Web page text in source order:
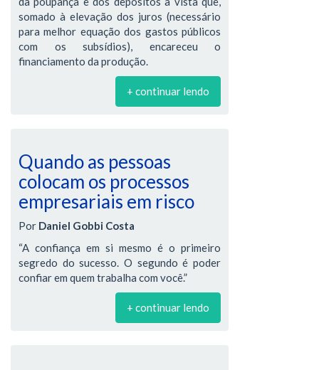
somado à elevação dos juros (necessário
para melhor equação dos gastos públicos
com os subsídios), encareceu o
financiamento da produção.
+ continuar lendo
Quando as pessoas
colocam os processos
empresariais em risco
Por Daniel Gobbi Costa
“A confiança em si mesmo é o primeiro
segredo do sucesso. O segundo é poder
confiar em quem trabalha com você.”
+ continuar lendo